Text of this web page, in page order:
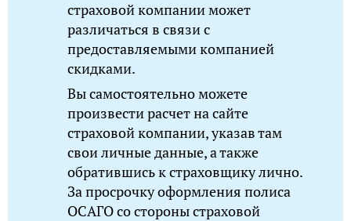
страховой компании может
различаться в связи с
предоставляемыми компанией
скидками.
Вы самостоятельно можете
произвести расчет на сайте
страховой компании, указав там
свои личные данные, а также
обратившись к страховщику лично.
За просрочку оформления полиса
ОСАГО со стороны страховой